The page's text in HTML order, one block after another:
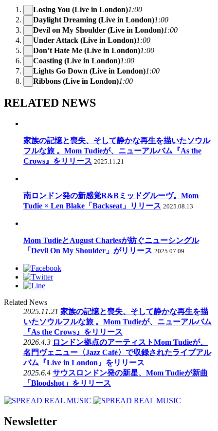
Losing You (Live in London)1:00
Daylight Dreaming (Live in London)1:00
Devil on My Shoulder (Live in London)1:00
Under Attack (Live in London)1:00
Don’t Hate Me (Live in London)1:00
Coasting (Live in London)1:00
Lights Go Down (Live in London)1:00
Ribbons (Live in London)1:00
RELATED NEWS
家族の記憶と喪失、そして静かな再生を描いたソウル
フルな旅 。Mom Tudieが、ニューアルバム『As the
Crows』をリリース 2025.11.21
南ロンドン発の新感覚R&Bミッドグルーヴ。Mom
Tudie × Len Blake「Backseat」リリース 2025.08.13
Mom TudieとAugust Charlesが紡ぐニューシングル
「Devil On My Shoulder」がリリース 2025.07.09
Related News
2025.11.21 家族の記憶と喪失、そして静かな再生を描
いたソウルフルな旅 。Mom Tudieが、ニューアルバム
『As the Crows』をリリース
2026.4.3 ロンドン拠点のアーティストMom Tudieが、
名門ヴェニュー〈Jazz Café〉で収録されたライブアル
バム『Live in London』をリリース
2025.6.4 サウスロンドン発の新星、Mom Tudieが新曲
「Bloodshot」をリリース
Newsletter